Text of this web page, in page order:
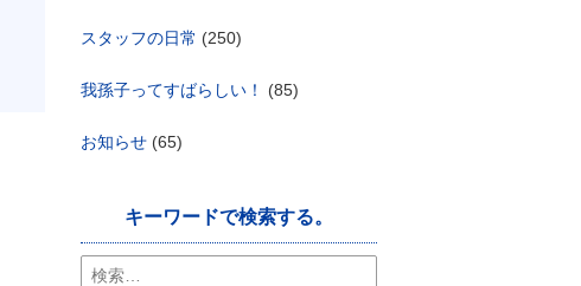
スタッフの日常 (250)
我孫子ってすばらしい！ (85)
お知らせ (65)
キーワードで検索する。
検